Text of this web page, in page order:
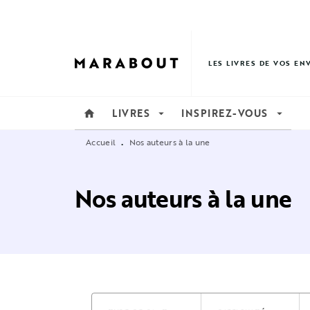
LES LIVRES DE VOS
home LIVRES arrow_drop_down INSPIREZ-VOUS arrow_drop_down
Accueil • Nos auteurs à la une
Nos auteurs à la une